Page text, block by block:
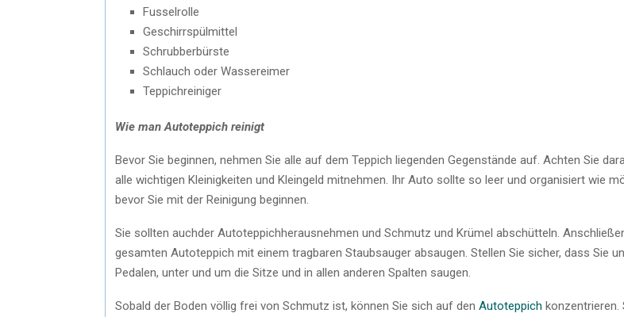
Fusselrolle
Geschirrspülmittel
Schrubberbürste
Schlauch oder Wassereimer
Teppichreiniger
Wie man Autoteppich reinigt
Bevor Sie beginnen, nehmen Sie alle auf dem Teppich liegenden Gegenstände auf. Achten Sie
alle wichtigen Kleinigkeiten und Kleingeld mitnehmen. Ihr Auto sollte so leer und organisiert wie
bevor Sie mit der Reinigung beginnen.
Sie sollten auchder Autoteppichherausnehmen und Schmutz und Krümel abschütteln.
gesamten Autoteppich mit einem tragbaren Staubsauger absaugen. Stellen Sie sicher, dass Sie
Pedalen, unter und um die Sitze und in allen anderen Spalten saugen.
Sobald der Boden völlig frei von Schmutz ist, können Sie sich auf den Autoteppich konzentrieren.